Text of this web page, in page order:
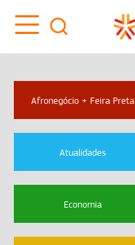
Afronegócio + Feira Preta
Atualidades
Economia